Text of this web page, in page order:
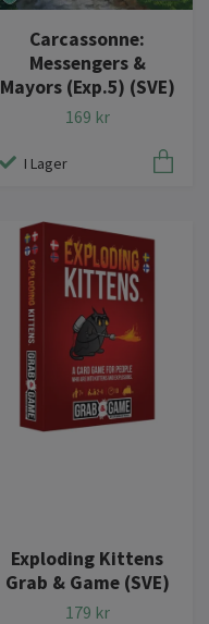
Carcassonne:
Messengers &
Mayors (Exp.5) (SVE)
169 kr
I Lager
Exploding Kittens
Grab & Game (SVE)
179 kr